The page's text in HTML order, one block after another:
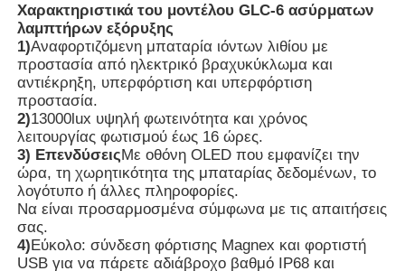
Ποιοτικός έλεγχος
Νέα
Ζητήστε ένα απόσπασμα
Φώτα ορυχείων LED
Ασύρματο φωτιστικό καπάκι εξόρυξης
Χαρακτηριστικά του μοντέλου GLC-6 ασύρματων
λαμπτήρων εξόρυξης
1)Αναφορτιζόμενη μπαταρία ιόντων λιθίου με
προστασία από ηλεκτρικό βραχυκύκλωμα και
αντιέκρηξη, υπερφόρτιση και υπερφόρτιση
προστασία.
2)13000lux υψηλή φωτεινότητα και χρόνος
λειτουργίας φωτισμού έως 16 ώρες.
3) ΕπενδύσειςΜε οθόνη OLED που εμφανίζει την
ώρα, τη χωρητικότητα της μπαταρίας δεδομένων, το
λογότυπο ή άλλες πληροφορίες.
Να είναι προσαρμοσμένα σύμφωνα με τις απαιτήσεις
σας.
4)Εύκολο: σύνδεση φόρτισης Magnex και φορτιστή
USB για να πάρετε αδιάβροχο βαθμό IP68 και